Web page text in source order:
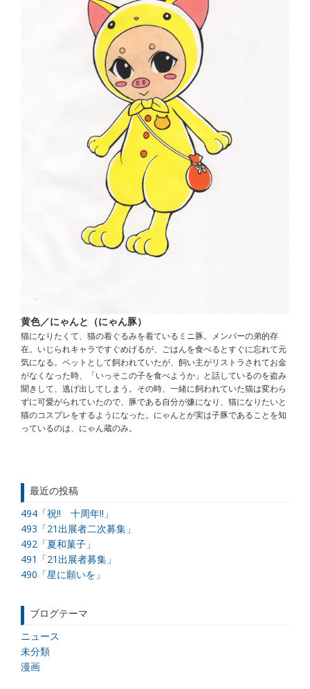
黄色／にゃんと（にゃん豚）
猫になりたくて、猫の着ぐるみを着ているミニ豚。メンバーの弟的存
在。いじられキャラですぐめげるが、ごはんを食べるとすぐに忘れて元
気になる。ペットとして飼われていたが、飼い主がリストラされてお金
がなくなった時、「いっそこの子を食べようか」と話しているのを盗み
聞きして、逃げ出してしまう。その時、一緒に飼われていた猫は変わら
ずに可愛がられていたので、豚である自分が嫌になり、猫になりたいと
猫のコスプレをするようになった。にゃんとが実は子豚であることを知
っているのは、にゃん蔵のみ。
最近の投稿
494「祝!! 十周年!!」
493「21出展者二次募集」
492「夏和菓子」
491「21出展者募集」
490「星に願いを」
ブログテーマ
ニュース
未分類
漫画